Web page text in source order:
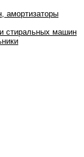
амортизаторы
стиральных машин